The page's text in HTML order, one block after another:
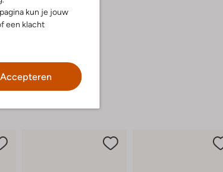
kun je jouw
een klacht
Accepteren